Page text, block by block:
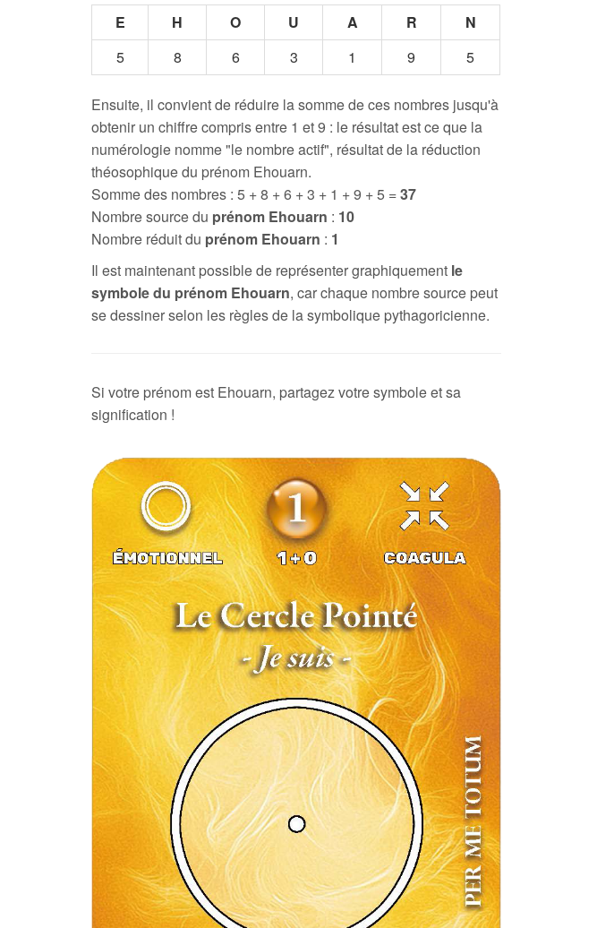
E
H O U A R
N
5
8 6 3 1 9 5
Ensuite, il convient de réduire la somme de ces nombres jusqu'à
obtenir un chiffre compris entre 1 et 9 : le résultat est ce que la
numérologie nomme "le nombre actif", résultat de la réduction
théosophique du prénom Ehouarn.
Somme des nombres : 5 + 8 + 6 + 3 + 1 + 9 + 5 =37
Nombre source du prénom Ehouarn : 10
Nombre réduit du prénom Ehouarn : 1
Il est maintenant possible de représenter graphiquement le
symbole du prénom Ehouarn, car chaque nombre source peut
se dessiner selon les règles de la symbolique pythagoricienne.
Si votre prénom est Ehouarn, partagez votre symbole et sa
signification !